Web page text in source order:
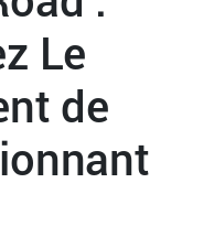
Le
de